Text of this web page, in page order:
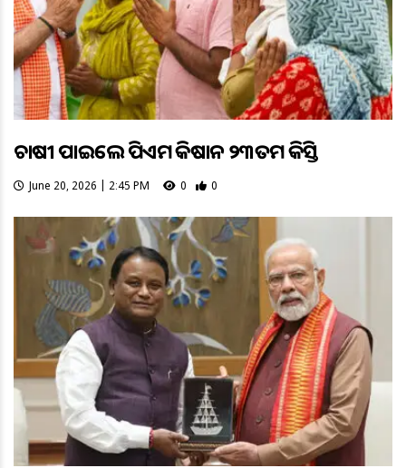
ଚାଷୀ ପାଇଲେ ପିଏମ କିଷାନ ୨୩ତମ କିସ୍ତି
June 20, 2026 | 2:45 PM 0 0